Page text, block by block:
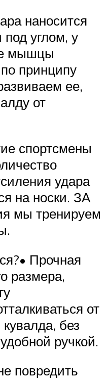
наносится
углом, у
мышцы
принципу
ее,
от
спортсмены
удара
на носки. ЗА
мы тренируем
Прочная
размера,
от
без
ручкой.
повредить